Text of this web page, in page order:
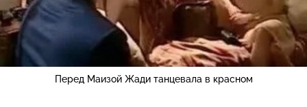
Перед Маизой Жади танцевала в красном